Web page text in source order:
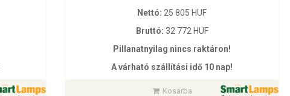
Nettó: 25 805 HUF
Bruttó: 32 772 HUF
Pillanatnyilag nincs raktáron!
A várható szállítási idő 10 nap!
Kosárba